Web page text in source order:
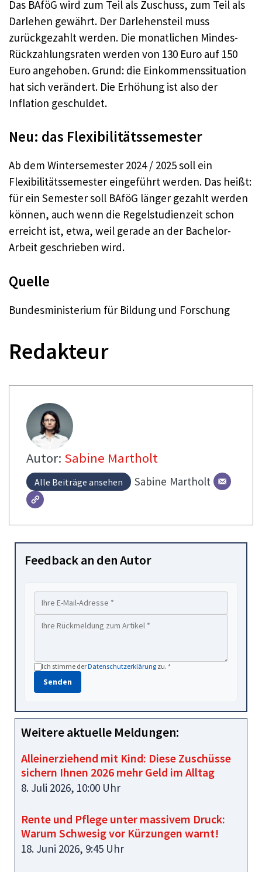
Das BAföG wird zum Teil als Zuschuss, zum Teil als
Darlehen gewährt. Der Darlehensteil muss
zurückgezahlt werden. Die monatlichen Mindes-
Rückzahlungsraten werden von 130 Euro auf 150
Euro angehoben. Grund: die Einkommenssituation
hat sich verändert. Die Erhöhung ist also der
Inflation geschuldet.
Neu: das Flexibilitätssemester
Ab dem Wintersemester 2024 / 2025 soll ein
Flexibilitätssemester eingeführt werden. Das heißt:
für ein Semester soll BAföG länger gezahlt werden
können, auch wenn die Regelstudienzeit schon
erreicht ist, etwa, weil gerade an der Bachelor-
Arbeit geschrieben wird.
Quelle
Bundesministerium für Bildung und Forschung
Redakteur
Autor: Sabine Martholt
Alle Beiträge ansehen Sabine Martholt
Feedback an den Autor
Ich stimme derDatenschutzerklärung zu. *
Senden
Weitere aktuelle Meldungen:
Alleinerziehend mit Kind: Diese Zuschüsse
sichern Ihnen 2026 mehr Geld im Alltag
8. Juli 2026, 10:00 Uhr
Rente und Pflege unter massivem Druck:
Warum Schwesig vor Kürzungen warnt!
18. Juni 2026, 9:45 Uhr